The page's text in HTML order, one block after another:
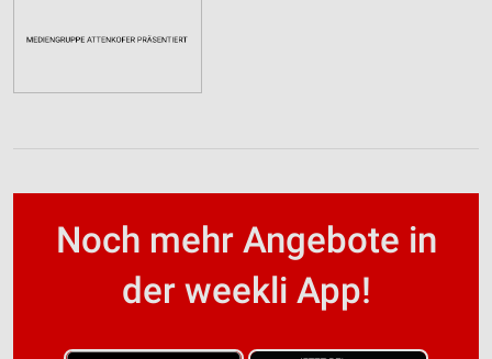
Noch mehr Angebote in
der weekli App!